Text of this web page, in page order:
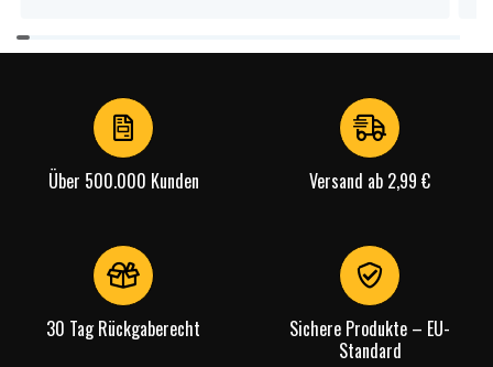
Item
1
Über 500.000 Kunden Versand ab 2,99 €
30 Tag Rückgaberecht
Sichere Produkte – EU-
Standard